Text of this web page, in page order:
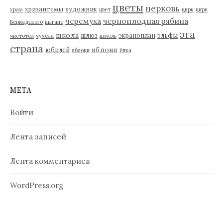
храм хризантемы художник цвет цветы церковь цирк цирк
Вернадского цыгане черемуха черноплодная рябина
чистотел чучела школа шлюз шмель экраноплан эльфы эта
страна юбилей яблоки яблоня ёлка
МЕТА
Войти
Лента записей
Лента комментариев
WordPress.org